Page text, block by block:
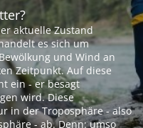
aktuelle Zustand
es sich um
und Wind an
Zeitpunkt. Auf diese
ein - er besagt
wird. Diese
in der Troposphäre - also
- ab. Denn: umso